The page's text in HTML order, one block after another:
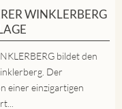
WINKLERBERG
bildet den
Der
einer einzigartigen